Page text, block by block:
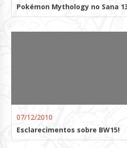
Pokémon Mythology no Sana
07/12/2010
Esclarecimentos sobre BW15!